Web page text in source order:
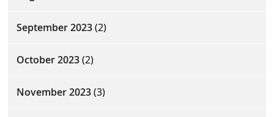
September 2023(2)
October 2023(2)
November 2023(3)